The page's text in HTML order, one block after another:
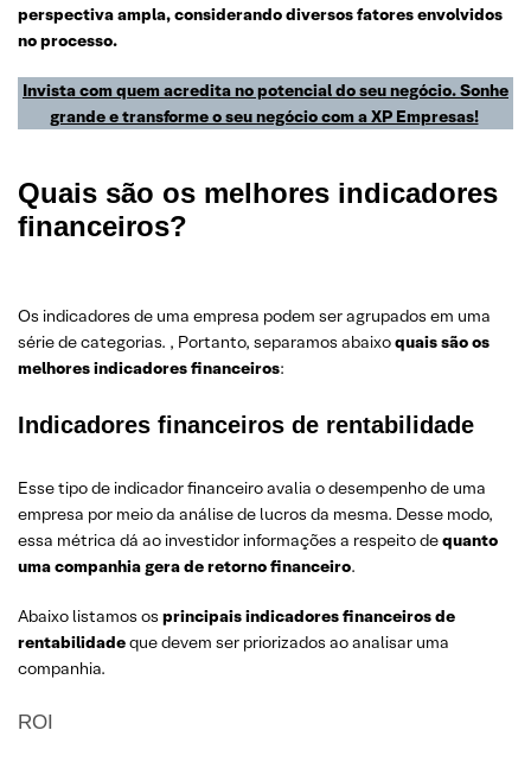
perspectiva ampla, considerando diversos fatores envolvidos
no processo.
Invista com quem acredita no potencial do seu negócio. Sonhe
grande e transforme o seu negócio com a XP Empresas!
Quais são os melhores indicadores
financeiros?
Os indicadores de uma empresa podem ser agrupados em uma
série de categorias. , Portanto, separamos abaixoquais são os
melhores indicadores financeiros:
Indicadores financeiros de rentabilidade
Esse tipo de indicador financeiro avalia o desempenho de uma
empresa por meio da análise de lucros da mesma. Desse modo,
essa métrica dá ao investidor informações a respeito dequanto
uma companhia gera de retorno financeiro.
Abaixo listamos os principais indicadores financeiros de
rentabilidadeque devem ser priorizados ao analisar uma
companhia.
ROI